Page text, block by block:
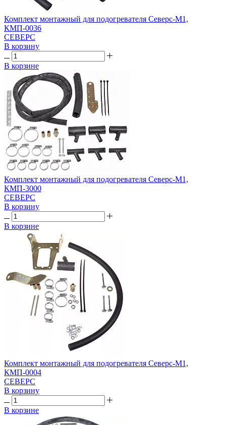
Комплект монтажный для подогревателя Северс-М1,
КМП-0036
СЕВЕРС
В корзину
В корзине
Комплект монтажный для подогревателя Северс-М1,
КМП-3000
СЕВЕРС
В корзину
В корзине
Комплект монтажный для подогревателя Северс-М1,
КМП-0004
СЕВЕРС
В корзину
В корзине